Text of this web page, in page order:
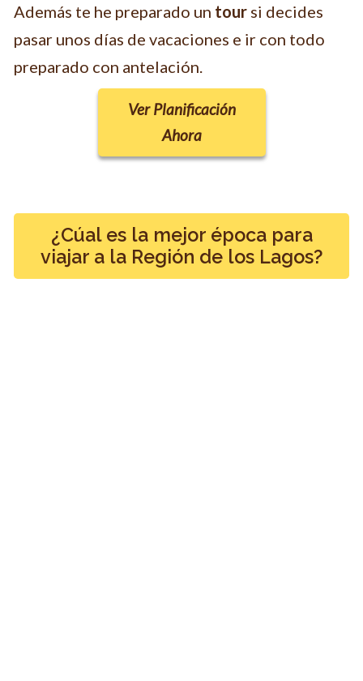
Además te he preparado un tour si decides
pasar unos días de vacaciones e ir con todo
preparado con antelación.
Ver Planificación
Ahora
¿Cúal es la mejor época para
viajar a la Región de los Lagos?